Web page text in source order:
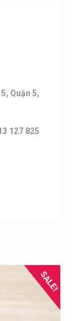
Quận 5,
127 825
SALE!